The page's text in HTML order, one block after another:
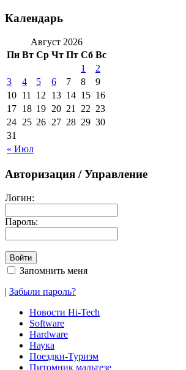
Календарь
Август 2026
Пн Вт Ср Чт Пт Сб Вс
« Июл
1
2
3
4 5 6 7 8
9
10 11 12 13 14 15 16
17 18 19 20 21 22 23
24 25 26 27 28 29 30
31
Авторизация / Управление
Логин:
Пароль:
Запомнить меня
| Забыли пароль?
Новости Hi-Tech
Software
Hardware
Наука
Поездки-Туризм
Питомник мальтезе